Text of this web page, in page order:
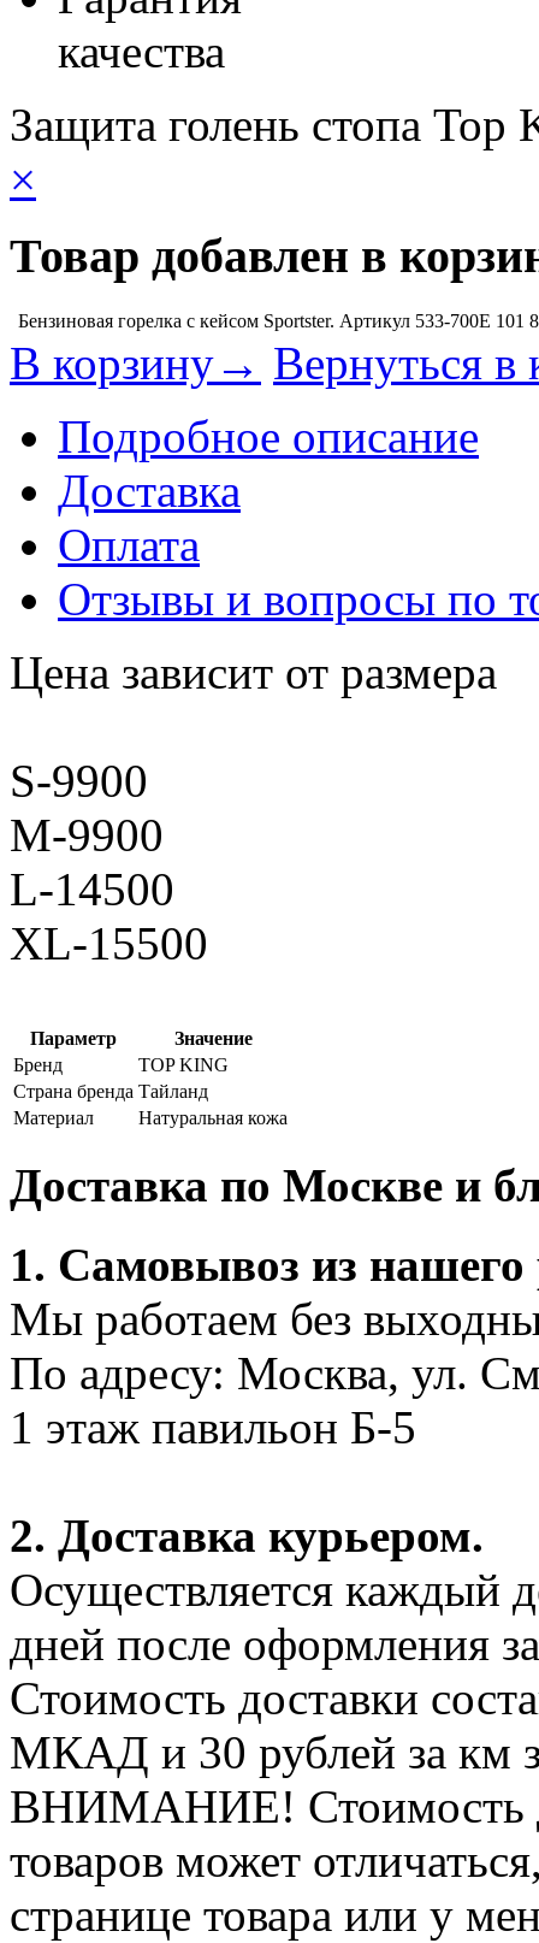
качества
Защита голень стопа
×
Товар добавлен в
Бензиновая горелка с кейсом Sportster. Артикул 533-700E 101
В корзину→ Вернуться в
Подробное описание
Доставка
Оплата
Отзывы и вопросы по
Цена зависит от размера
S-9900
M-9900
L-14500
XL-15500
Параметр
Значение
Бренд
TOP KING
Страна бренда Тайланд
Материал
Натуральная кожа
Доставка по Москве и
1. Самовывоз из нашего
Мы работаем без
По адресу: Москва, ул.
1 этаж павильон Б-5
2. Доставка курьером.
Осуществляется каждый
дней после оформления
Стоимость доставки
МКАД и 30 рублей за км
ВНИМАНИЕ! Стоимость
товаров может
странице товара или у